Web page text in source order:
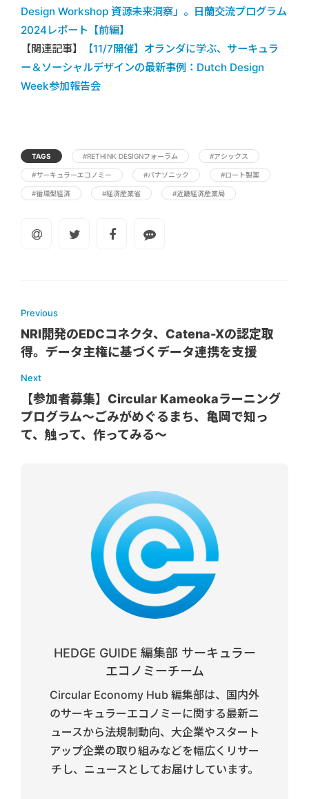
Design Workshop 資源未来洞察」。日蘭交流プログラム
2024レポート【前編】
【関連記事】
【11/7開催】オランダに学ぶ、サーキュラ
ー＆ソーシャルデザインの最新事例：Dutch Design
Week参加報告会
TAGS #RETHINK DESIGNフォーラム #アシックス
#サーキュラーエコノミー #パナソニック #ロート製薬
#循環型経済 #経済産業省 #近畿経済産業局
Previous
NRI開発のEDCコネクタ、Catena-Xの認定取
得。データ主権に基づくデータ連携を支援
Next
【参加者募集】Circular Kameokaラーニング
プログラム～ごみがめぐるまち、亀岡で知っ
て、触って、作ってみる～
HEDGE GUIDE 編集部 サーキュラー
エコノミーチーム
Circular Economy Hub 編集部は、国内外
のサーキュラーエコノミーに関する最新ニ
ュースから法規制動向、大企業やスタート
アップ企業の取り組みなどを幅広くリサー
チし、ニュースとしてお届けしています。